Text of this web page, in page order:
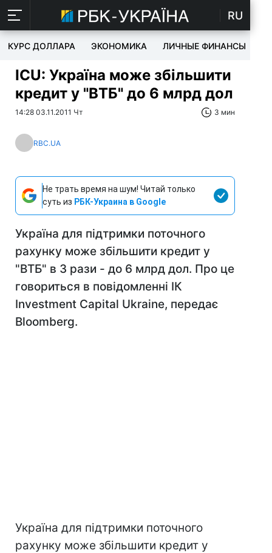
RU
КУРС ДОЛЛАРА ЭКОНОМИКА ЛИЧНЫЕ ФИНАНСЫ
ICU: Україна може збільшити
кредит у "ВТБ" до 6 млрд дол
14:28 03.11.2011 Чт 3 мин
RBC.UA
Не трать время на шум! Читай только
суть из РБК-Украина в Google
Україна для підтримки поточного
рахунку може збільшити кредит у
"ВТБ" в 3 рази - до 6 млрд дол. Про це
говориться в повідомленні ІК
Investment Capital Ukraine, передає
Bloomberg.
Україна для підтримки поточного
рахунку може збільшити кредит у